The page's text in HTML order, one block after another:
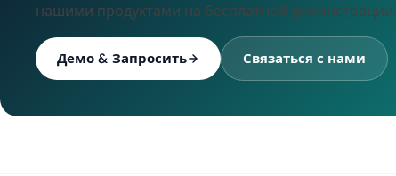
нашими продуктами на бесплатной демонстрации.
Демо & Запросить Связаться с нами